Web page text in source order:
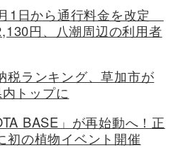
1日から通行料金を改定
円、八潮周辺の利用者
税ランキング、草加市が
トップに
BASE」が再始動へ！正
初の植物イベント開催